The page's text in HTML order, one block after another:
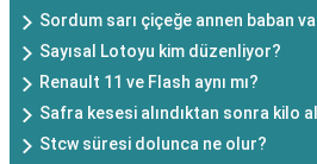
Sordum sarı çiçeğe annen baban
Sayısal Lotoyu kim düzenliyor?
Renault 11 ve Flash aynı mı?
Safra kesesi alındıktan sonra kilo
Stcw süresi dolunca ne olur?